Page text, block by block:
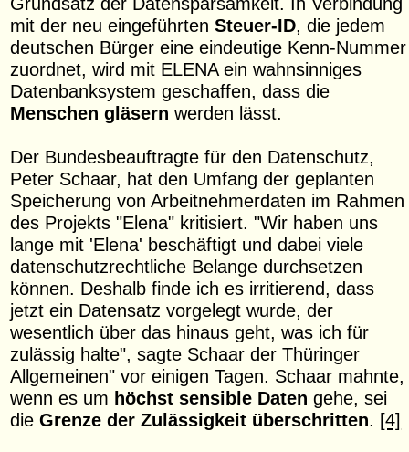
mit der neu eingeführtenSteuer-ID, die jedem
deutschen Bürger eine eindeutige Kenn-Nummer
zuordnet, wird mit ELENA ein wahnsinniges
Datenbanksystem geschaffen, dass die
Menschen gläsern werden lässt.
Der Bundesbeauftragte für den Datenschutz,
Peter Schaar, hat den Umfang der geplanten
Speicherung von Arbeitnehmerdaten im Rahmen
des Projekts "Elena" kritisiert. "Wir haben uns
lange mit 'Elena' beschäftigt und dabei viele
datenschutzrechtliche Belange durchsetzen
können. Deshalb finde ich es irritierend, dass
jetzt ein Datensatz vorgelegt wurde, der
wesentlich über das hinaus geht, was ich für
zulässig halte", sagte Schaar der Thüringer
Allgemeinen" vor einigen Tagen. Schaar mahnte,
wenn es um höchst sensible Daten gehe, sei
dieGrenze der Zulässigkeit überschritten. [4]